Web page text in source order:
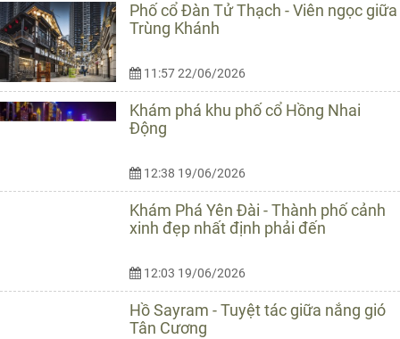
Phố cổ Đàn Tử Thạch - Viên ngọc giữa
Trùng Khánh
11:57 22/06/2026
Khám phá khu phố cổ Hồng Nhai
Động
12:38 19/06/2026
Khám Phá Yên Đài - Thành phố cảnh
xinh đẹp nhất định phải đến
12:03 19/06/2026
Hồ Sayram - Tuyệt tác giữa nắng gió
Tân Cương